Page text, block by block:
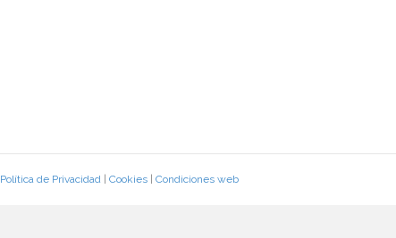
Política de Privacidad| Cookies| Condiciones web